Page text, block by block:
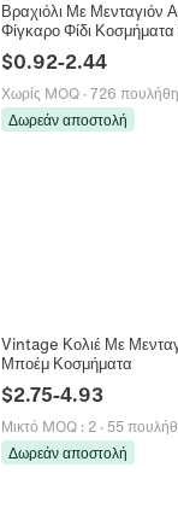
Βραχιόλι Με Μενταγιόν
Φίγκαρο Φίδι
$0.92-2.44
Χωρίς MOQ · 726
Δωρεάν αποστολή
Vintage Κολιέ Με
Μποέμ Κοσμήματα
$2.75-4.93
Μικτό MOQ : 2 · 55
Δωρεάν αποστολή